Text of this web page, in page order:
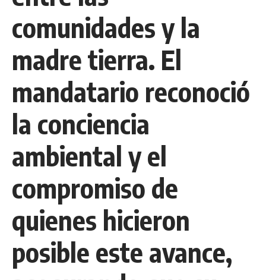
comunidades y la
madre tierra. El
mandatario reconoció
la conciencia
ambiental y el
compromiso de
quienes hicieron
posible este avance,